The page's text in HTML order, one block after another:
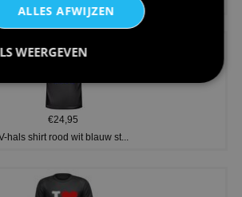
€24,95
hals shirt rood wit blauw st...
ALLES AFWIJZEN
WEERGEVEN